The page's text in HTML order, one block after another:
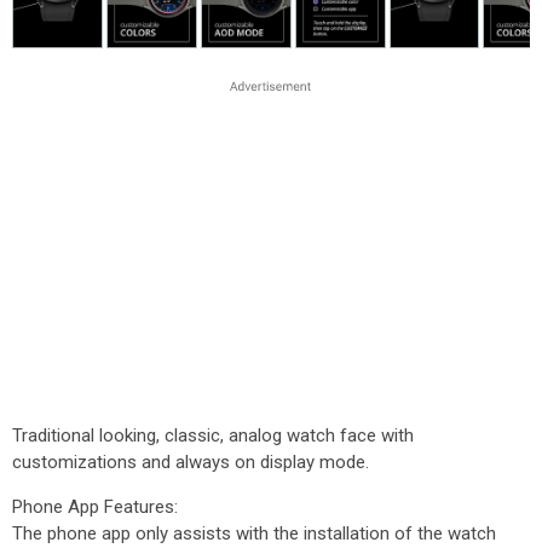
Traditional looking, classic, analog watch face with
customizations and always on display mode.
Phone App Features:
The phone app only assists with the installation of the watch